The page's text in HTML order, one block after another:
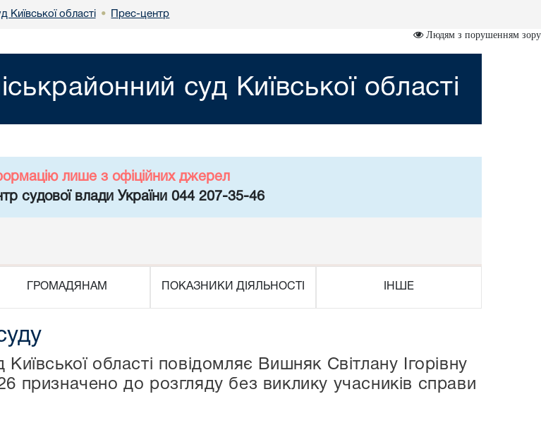
Київської області • Прес-центр
Людям з порушенням зору
суд Київської області
лише з офіційних джерел
судової влади України 044 207-35-46
ГРОМАДЯНАМ ПОКАЗНИКИ ДІЯЛЬНОСТІ ІНШЕ
області повідомляє Вишняк Світлану Ігорівну
до розгляду без виклику учасників справи